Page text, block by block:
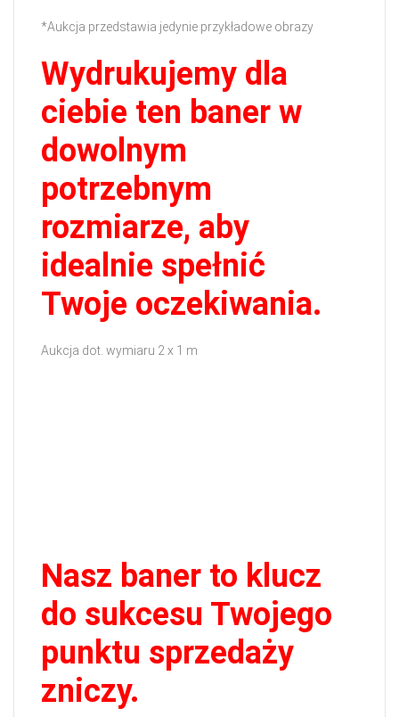
*Aukcja przedstawia jedynie przykładowe obrazy
Wydrukujemy dla
ciebie ten baner w
dowolnym
potrzebnym
rozmiarze, aby
idealnie spełnić
Twoje oczekiwania.
Aukcja dot. wymiaru 2 x 1 m
Nasz baner to klucz
do sukcesu Twojego
punktu sprzedaży
zniczy.